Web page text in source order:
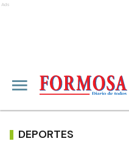
Ads
DEPORTES